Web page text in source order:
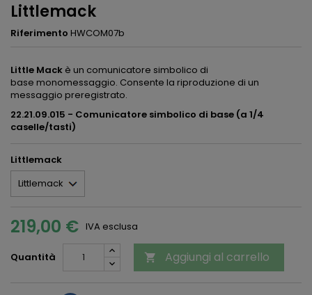
Littlemack
Riferimento HWCOM07b
Little Mack è un comunicatore simbolico di
base monomessaggio. Consente la riproduzione di un
messaggio preregistrato.
22.21.09.015 - Comunicatore simbolico di base (a 1/4
caselle/tasti)
Littlemack
219,00 € IVA esclusa
Quantità  Aggiungi al carrello